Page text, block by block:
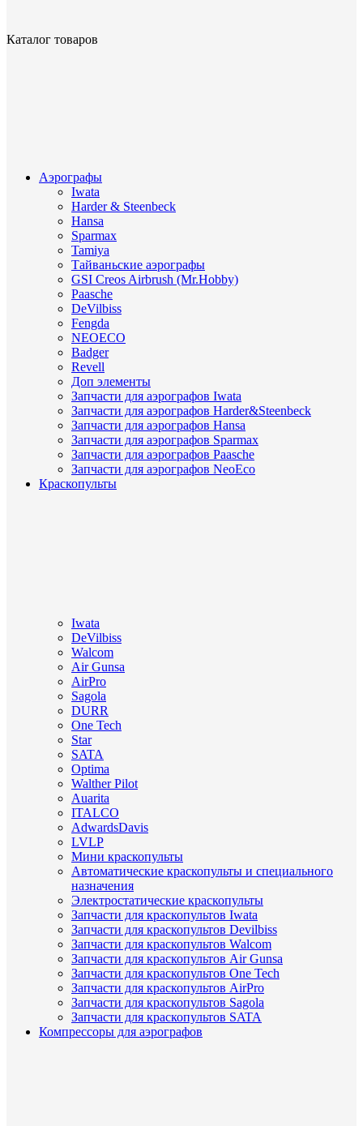
Каталог товаров
Аэрографы
Iwata
Harder & Steenbeck
Hansa
Sparmax
Tamiya
Тайваньские аэрографы
GSI Creos Airbrush (Mr.Hobby)
Paasche
DeVilbiss
Fengda
NEOECO
Badger
Revell
Доп элементы
Запчасти для аэрографов Iwata
Запчасти для аэрографов Harder&Steenbeck
Запчасти для аэрографов Hansa
Запчасти для аэрографов Sparmax
Запчасти для аэрографов Paasche
Запчасти для аэрографов NeoEco
Краскопульты
Iwata
DeVilbiss
Walcom
Air Gunsa
AirPro
Sagola
DURR
One Tech
Star
SATA
Optima
Walther Pilot
Auarita
ITALCO
AdwardsDavis
LVLP
Мини краскопульты
Автоматические краскопульты и специального
назначения
Электростатические краскопульты
Запчасти для краскопультов Iwata
Запчасти для краскопультов Devilbiss
Запчасти для краскопультов Walcom
Запчасти для краскопультов Air Gunsa
Запчасти для краскопультов One Tech
Запчасти для краскопультов AirPro
Запчасти для краскопультов Sagola
Запчасти для краскопультов SATA
Компрессоры для аэрографов